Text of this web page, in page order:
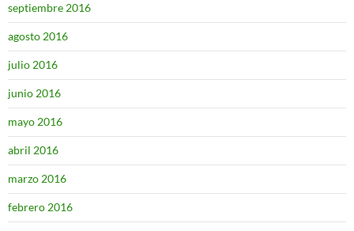
septiembre 2016
agosto 2016
julio 2016
junio 2016
mayo 2016
abril 2016
marzo 2016
febrero 2016